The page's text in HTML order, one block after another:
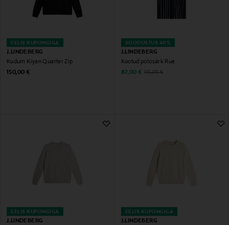
EELIS KUPONGIGA
J.LINDEBERG
Kudum Kiyan Quarter Zip
Original Price
150,00 €
SOODUSTUS 40%
J.LINDEBERG
Kootud polosärk Rue
Discounted Price
87,00 € Original Price
145,00 €
EELIS KUPONGIGA
J.LINDEBERG
EELIS KUPONGIGA
J.LINDEBERG